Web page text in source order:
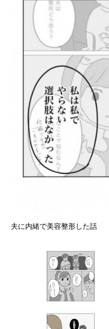
夫に内緒で美容整形した話